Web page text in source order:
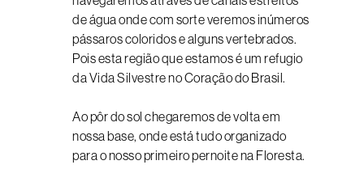
de água onde com sorte veremos inúmeros
pássaros coloridos e alguns vertebrados.
Pois esta região que estamos é um refugio
da Vida Silvestre no Coração do Brasil.
Ao pôr do sol chegaremos de volta em
nossa base, onde está tudo organizado
para o nosso primeiro pernoite na Floresta.